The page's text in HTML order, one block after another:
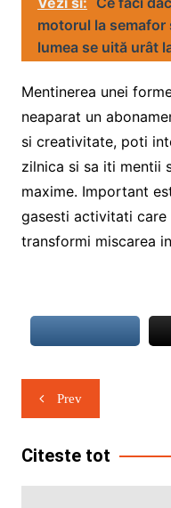
motorul la
lumea se uită urât
Mentinerea unei
neaparat un
si creativitate, poti
zilnica si sa iti mentii
maxime. Important
gasesti activitati
transformi miscarea
Navigare
în
articole
Prev
Citeste tot